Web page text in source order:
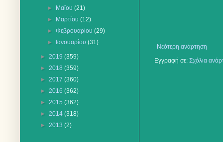
Νεότερη ανάρτηση
Εγγραφή σε: Σχόλια
►
Μαΐου(21)
►
Μαρτίου(12)
►Φεβρουαρίου(29)
►
Ιανουαρίου(31)
► 2019 (359)
► 2018 (359)
► 2017 (360)
► 2016 (362)
► 2015 (362)
► 2014 (318)
► 2013 (2)